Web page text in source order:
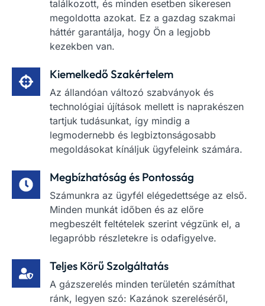
találkozott, és minden esetben sikeresen
megoldotta azokat. Ez a gazdag szakmai
háttér garantálja, hogy Ön a legjobb
kezekben van.
Kiemelkedő Szakértelem
Az állandóan változó szabványok és
technológiai újítások mellett is naprakészen
tartjuk tudásunkat, így mindig a
legmodernebb és legbiztonságosabb
megoldásokat kínáljuk ügyfeleink számára.
Megbízhatóság és Pontosság
Számunkra az ügyfél elégedettsége az első.
Minden munkát időben és az előre
megbeszélt feltételek szerint végzünk el, a
legapróbb részletekre is odafigyelve.
Teljes Körű Szolgáltatás
A gázszerelés minden területén számíthat
ránk, legyen szó: Kazánok szereléséről,